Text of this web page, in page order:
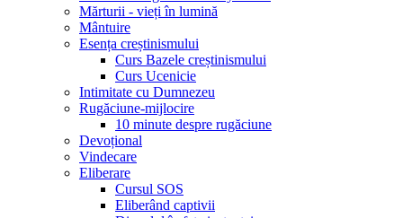
Mărturii - vieți în lumină
Mântuire
Esența creștinismului
Curs Bazele creștinismului
Curs Ucenicie
Intimitate cu Dumnezeu
Rugăciune-mijlocire
10 minute despre rugăciune
Devoțional
Vindecare
Eliberare
Cursul SOS
Eliberând captivii